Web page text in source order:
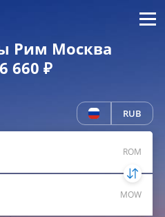
Меню
Рим Москва
660 ₽
RUB
ROM
MOW